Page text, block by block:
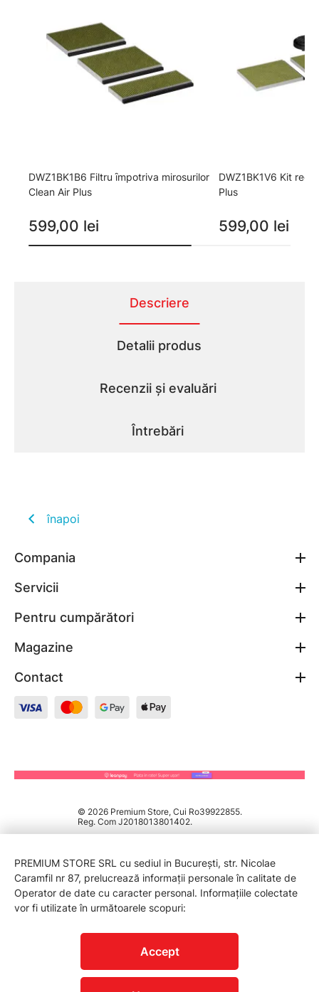
DWZ1BK1B6 Filtru ȋmpotriva mirosurilor
Clean Air Plus
599,00 lei
DWZ1BK1V6 Kit
Plus
599,00 lei
Descriere
Detalii produs
Recenzii și evaluări
Întrebări
înapoi
Compania
Servicii
Pentru cumpărători
Magazine
Contact
© 2026 Premium Store, Cui Ro39922855.
Reg. Com J2018013801402.
PREMIUM STORE SRL cu sediul in București, str. Nicolae
Caramfil nr 87, prelucrează informații personale în calitate de
Operator de date cu caracter personal. Informațiile colectate
vor fi utilizate în următoarele scopuri:
Accept